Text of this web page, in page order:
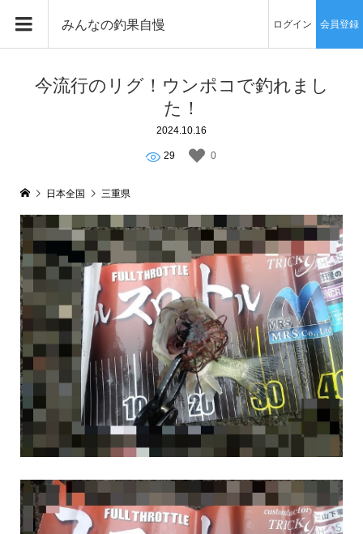
みんなの釣果自慢 ログイン 会員登録
今流行のリグ！ウンポコで釣れまし
た！
2024.10.16
29 0
日本全国 三重県